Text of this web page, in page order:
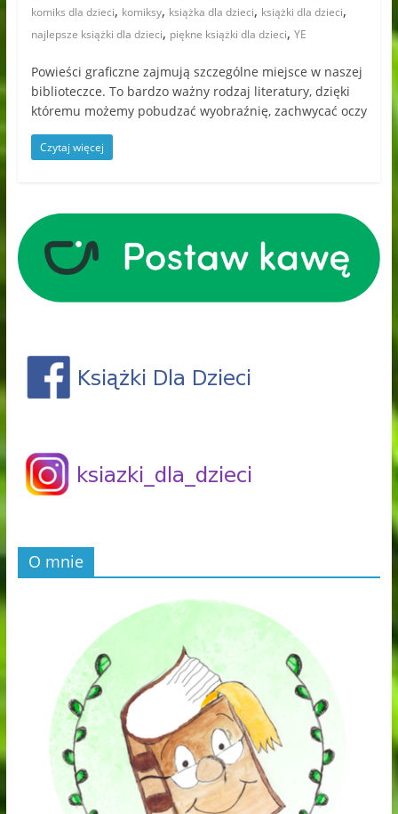
komiks dla dzieci, komiksy, książka dla dzieci, książki dla dzieci,
najlepsze książki dla dzieci, piękne książki dla dzieci, YE
Powieści graficzne zajmują szczególne miejsce w naszej
biblioteczce. To bardzo ważny rodzaj literatury, dzięki
któremu możemy pobudzać wyobraźnię, zachwycać oczy
Czytaj więcej
O mnie